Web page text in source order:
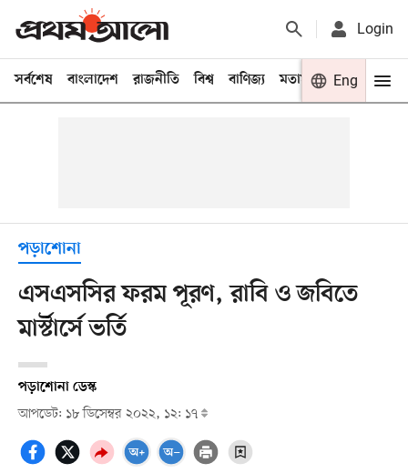
Login
সর্বশেষ বাংলাদেশ রাজনীতি বিশ্ব বাণিজ্য মতামত খেলা
Eng
পড়াশোনা
এসএসসির ফরম পূরণ, রাবি ও জবিতে
মার্স্টার্সে ভর্তি
পড়াশোনা ডেস্ক
আপডেট: ১৮ ডিসেম্বর ২০২২, ১২: ১৭